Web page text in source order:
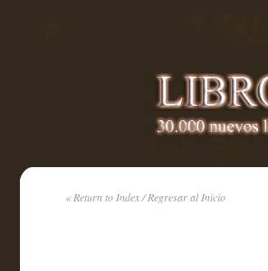
« Return to Index / Regresar al Inicio